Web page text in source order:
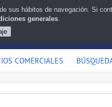
COMERCIALES
sus hábitos de navegación. Si
generales.